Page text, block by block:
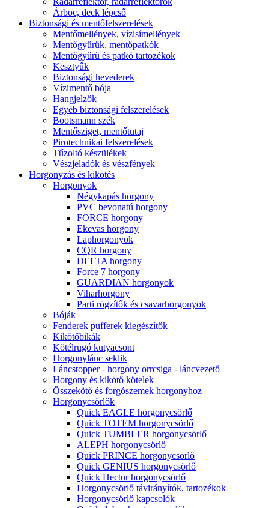
Árboc, deck lépcső
Biztonsági és mentőfelszerelések
Mentőmellények, vízisímellények
Mentőgyűrűk, mentőpatkók
Mentőgyűrű és patkó tartozékok
Kesztyűk
Biztonsági hevederek
Vízimentő bója
Hangjelzők
Egyéb biztonsági felszerelések
Bootsmann szék
Mentősziget, mentőtutaj
Pirotechnikai felszerelések
Tűzoltó készülékek
Vészjeladók és vészfények
Horgonyzás és kikötés
Horgonyok
Négykapás horgony
PVC bevonatú horgony
FORCE horgony
Ekevas horgony
Laphorgonyok
CQR horgony
DELTA horgony
Force 7 horgony
GUARDIAN horgonyok
Viharhorgony
Parti rögzítők és csavarhorgonyok
Bóják
Fenderek pufferek kiegészítők
Kikötőbikák
Kötélrugó kutyacsont
Horgonylánc seklik
Láncstopper - horgony orrcsiga - láncvezető
Horgony és kikötő kötelek
Összekötő és forgószemek horgonyhoz
Horgonycsörlők
Quick EAGLE horgonycsörlő
Quick TOTEM horgonycsörlő
Quick TUMBLER horgonycsörlő
ALEPH horgonycsörlő
Quick PRINCE horgonycsörlő
Quick GENIUS horgonycsörlő
Quick Hector horgonycsörlő
Horgonycsörlő távirányítók, tartozékok
Horgonycsörlő kapcsolók